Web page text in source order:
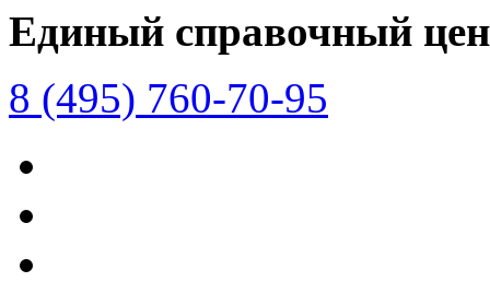
Единый справочный
8 (495) 760-70-95